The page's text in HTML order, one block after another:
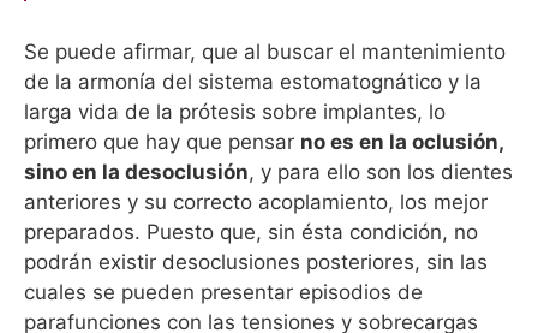
Se puede afirmar, que al buscar el mantenimiento
de la armonía del sistema estomatognático y la
larga vida de la prótesis sobre implantes, lo
primero que hay que pensar no es en la oclusión,
sino en la desoclusión, y para ello son los dientes
anteriores y su correcto acoplamiento, los mejor
preparados. Puesto que, sin ésta condición, no
podrán existir desoclusiones posteriores, sin las
cuales se pueden presentar episodios de
parafunciones con las tensiones y sobrecargas